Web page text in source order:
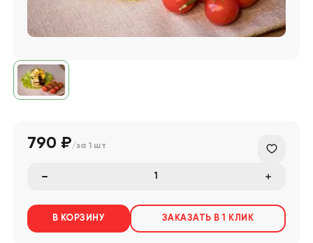
790 ₽/за 1 шт
В КОРЗИНУ ЗАКАЗАТЬ В 1 КЛИК